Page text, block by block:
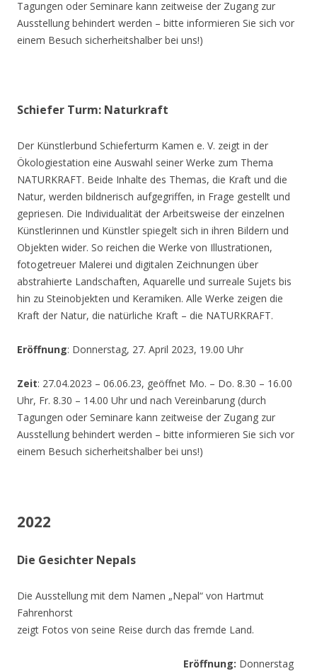
Tagungen oder Seminare kann zeitweise der Zugang zur
Ausstellung behindert werden – bitte informieren Sie sich vor
einem Besuch sicherheitshalber bei uns!)
Schiefer Turm: Naturkraft
Der Künstlerbund Schieferturm Kamen e. V. zeigt in der
Ökologiestation eine Auswahl seiner Werke zum Thema
NATURKRAFT. Beide Inhalte des Themas, die Kraft und die
Natur, werden bildnerisch aufgegriffen, in Frage gestellt und
gepriesen. Die Individualität der Arbeitsweise der einzelnen
Künstlerinnen und Künstler spiegelt sich in ihren Bildern und
Objekten wider. So reichen die Werke von Illustrationen,
fotogetreuer Malerei und digitalen Zeichnungen über
abstrahierte Landschaften, Aquarelle und surreale Sujets bis
hin zu Steinobjekten und Keramiken. Alle Werke zeigen die
Kraft der Natur, die natürliche Kraft – die NATURKRAFT.
Eröffnung: Donnerstag, 27. April 2023, 19.00 Uhr
Zeit: 27.04.2023 – 06.06.23, geöffnet Mo. – Do. 8.30 – 16.00
Uhr, Fr. 8.30 – 14.00 Uhr und nach Vereinbarung (durch
Tagungen oder Seminare kann zeitweise der Zugang zur
Ausstellung behindert werden – bitte informieren Sie sich vor
einem Besuch sicherheitshalber bei uns!)
2022
Die Gesichter Nepals
Die Ausstellung mit dem Namen „Nepal“ von Hartmut
Fahrenhorst
zeigt Fotos von seine Reise durch das fremde Land.
Eröffnung: Donnerstag